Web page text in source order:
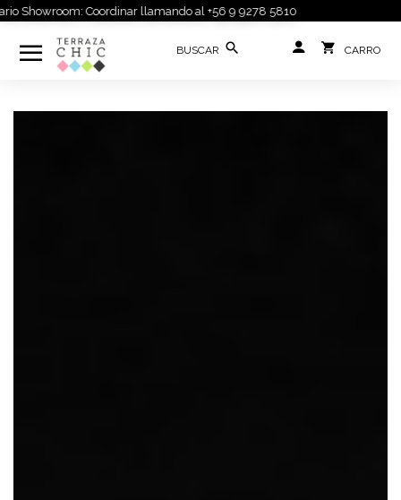
Showroom: Coordinar llamando al +56 9 9278 5810